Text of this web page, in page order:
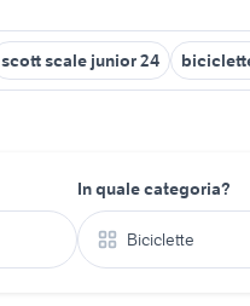
scott scale junior 24
In quale categoria?
Biciclette